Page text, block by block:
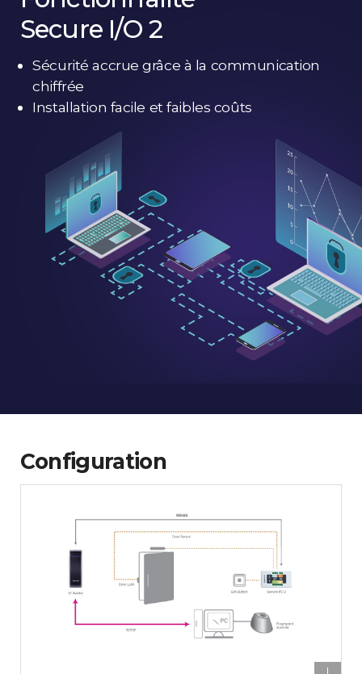
Secure I/O 2
Sécurité accrue grâce à la communication
chiffrée
Installation facile et faibles coûts
Configuration